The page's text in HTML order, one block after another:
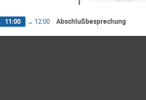
11:00 → 12:00 Abschlußbesprechung